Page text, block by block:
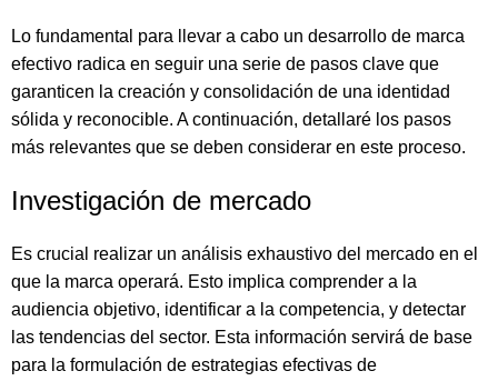
Lo fundamental para llevar a cabo un desarrollo de marca
efectivo radica en seguir una serie de pasos clave que
garanticen la creación y consolidación de una identidad
sólida y reconocible. A continuación, detallaré los pasos
más relevantes que se deben considerar en este proceso.
Investigación de mercado
Es crucial realizar un análisis exhaustivo del mercado en el
que la marca operará. Esto implica comprender a la
audiencia objetivo, identificar a la competencia, y detectar
las tendencias del sector. Esta información servirá de base
para la formulación de estrategias efectivas de